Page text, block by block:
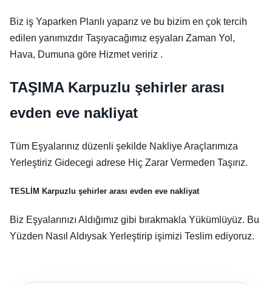
Biz iş Yaparken Planlı yaparız ve bu bizim en çok tercih
edilen yanımızdır Taşıyacağımız eşyaları Zaman Yol,
Hava, Dumuna göre Hizmet veririz .
TAŞIMA Karpuzlu şehirler arası
evden eve nakliyat
Tüm Eşyalarınız düzenli şekilde Nakliye Araçlarımıza
Yerleştiriz Gidecegi adrese Hiç Zarar Vermeden Taşırız.
TESLİM Karpuzlu şehirler arası evden eve nakliyat
Biz Eşyalarınızı Aldığımız gibi bırakmakla Yükümlüyüz. Bu
Yüzden Nasıl Aldıysak Yerleştirip işimizi Teslim ediyoruz.